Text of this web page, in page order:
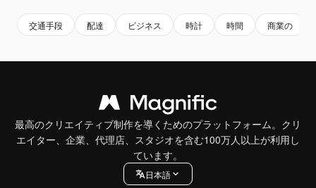
交通手段 配達 ビジネス 時計 時間 商業の
最高のクリエイティブ制作を導くためのプラットフォーム。クリ
エイター、企業、代理店、スタジオを含む100万人以上が利用し
ています。
日本語